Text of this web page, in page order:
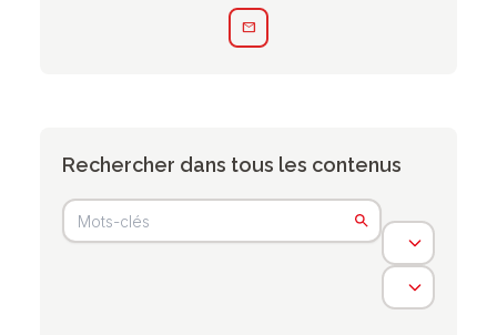
mail
Rechercher dans tous les contenus